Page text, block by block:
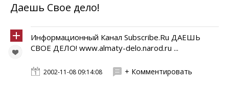
Даешь Свое дело!
Информационный Канал Subscribe.Ru ДАЕШЬ
СВОЕ ДЕЛО! www.almaty-delo.narod.ru ...
2002-11-08 09:14:08 + Комментировать